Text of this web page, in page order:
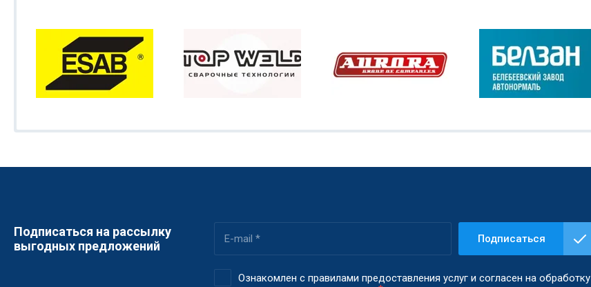
Подписаться на рассылку
выгодных предложений
Ознакомлен с правилами предоставления услуг и согласен на обработку
Подписаться